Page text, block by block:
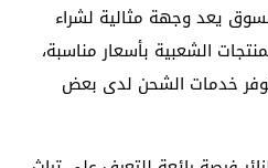
يعد وجهة مثالية لشراء
الشعبية بأسعار مناسبة،
خدمات الشحن لدى بعض